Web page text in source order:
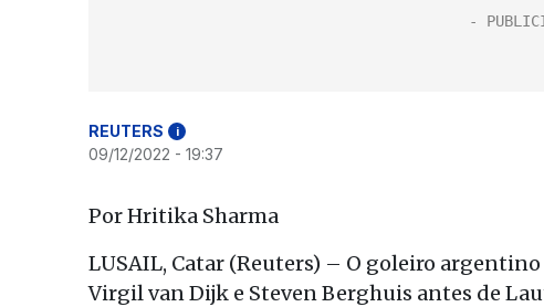
REUTERS i
09/12/2022 - 19:37
Por Hritika Sharma
LUSAIL, Catar (Reuters) – O goleiro
Virgil van Dijk e Steven Berghuis antes de